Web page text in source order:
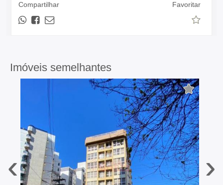
Compartilhar Favoritar
Imóveis semelhantes
‹ ›